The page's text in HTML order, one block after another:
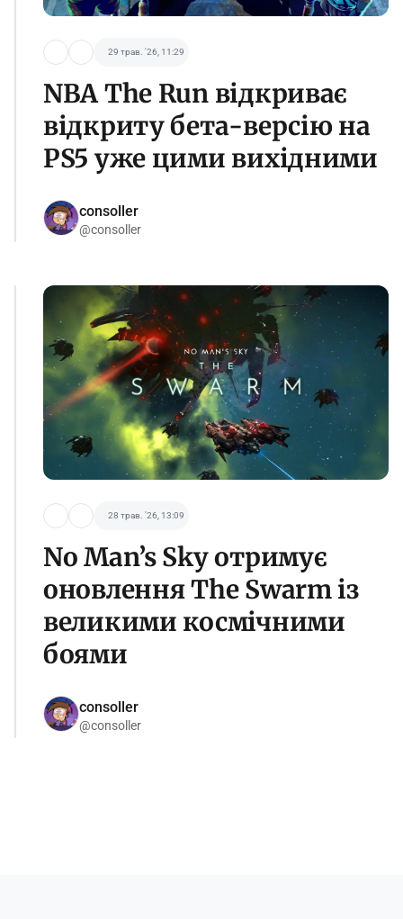
29 трав. '26, 11:29
NBA The Run відкриває
відкриту бета-версію на
PS5 уже цими вихідними
consoller
@consoller
28 трав. '26, 13:09
No Man’s Sky отримує
оновлення The Swarm із
великими космічними
боями
consoller
@consoller